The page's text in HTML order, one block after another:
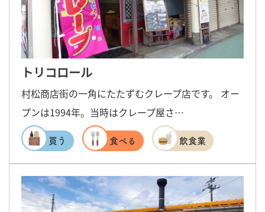
トリコロール
村松商店街の一角にたたずむクレープ店です。 オー
プンは1994年。当時はクレープ屋さ…
買う 食べる 飲食業